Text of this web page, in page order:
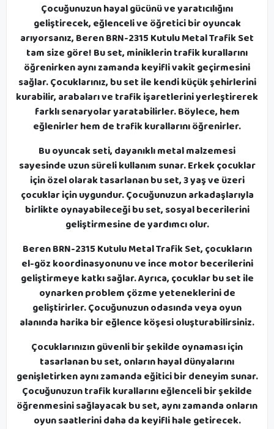
Çocuğunuzun hayal gücünü ve yaratıcılığını
geliştirecek, eğlenceli ve öğretici bir oyuncak
arıyorsanız, Beren BRN-2315 Kutulu Metal Trafik Set
tam size göre! Bu set, miniklerin trafik kurallarını
öğrenirken aynı zamanda keyifli vakit geçirmesini
sağlar. Çocuklarınız, bu set ile kendi küçük şehirlerini
kurabilir, arabaları ve trafik işaretlerini yerleştirerek
farklı senaryolar yaratabilirler. Böylece, hem
eğlenirler hem de trafik kurallarını öğrenirler.
Bu oyuncak seti, dayanıklı metal malzemesi
sayesinde uzun süreli kullanım sunar. Erkek çocuklar
için özel olarak tasarlanan bu set, 3 yaş ve üzeri
çocuklar için uygundur. Çocuğunuzun arkadaşlarıyla
birlikte oynayabileceği bu set, sosyal becerilerini
geliştirmesine de yardımcı olur.
Beren BRN-2315 Kutulu Metal Trafik Set, çocukların
el-göz koordinasyonunu ve ince motor becerilerini
geliştirmeye katkı sağlar. Ayrıca, çocuklar bu set ile
oynarken problem çözme yeteneklerini de
geliştirirler. Çocuğunuzun odasında veya oyun
alanında harika bir eğlence köşesi oluşturabilirsiniz.
Çocuklarınızın güvenli bir şekilde oynaması için
tasarlanan bu set, onların hayal dünyalarını
genişletirken aynı zamanda eğitici bir deneyim sunar.
Çocuğunuzun trafik kurallarını eğlenceli bir şekilde
öğrenmesini sağlayacak bu set, aynı zamanda onların
oyun saatlerini daha da keyifli hale getirecek.